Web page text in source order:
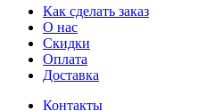
Как сделать заказ
О нас
Скидки
Оплата
Доставка
Контакты